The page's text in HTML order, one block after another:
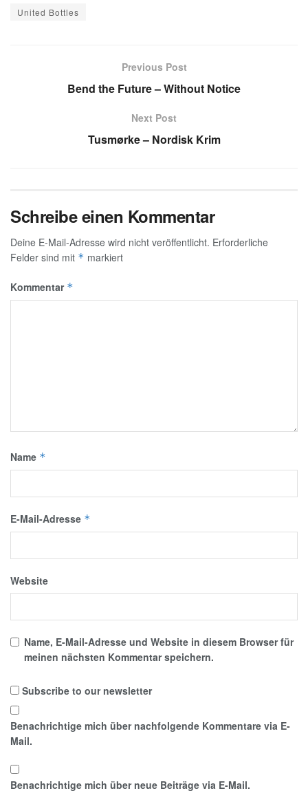
United Bottles
Previous Post
Bend the Future – Without Notice
Next Post
Tusmørke – Nordisk Krim
Schreibe einen Kommentar
Deine E-Mail-Adresse wird nicht veröffentlicht. Erforderliche
Felder sind mit * markiert
Kommentar *
Name *
E-Mail-Adresse *
Website
Name, E-Mail-Adresse und Website in diesem Browser für
meinen nächsten Kommentar speichern.
Subscribe to our newsletter
Benachrichtige mich über nachfolgende Kommentare via E-
Mail.
Benachrichtige mich über neue Beiträge via E-Mail.